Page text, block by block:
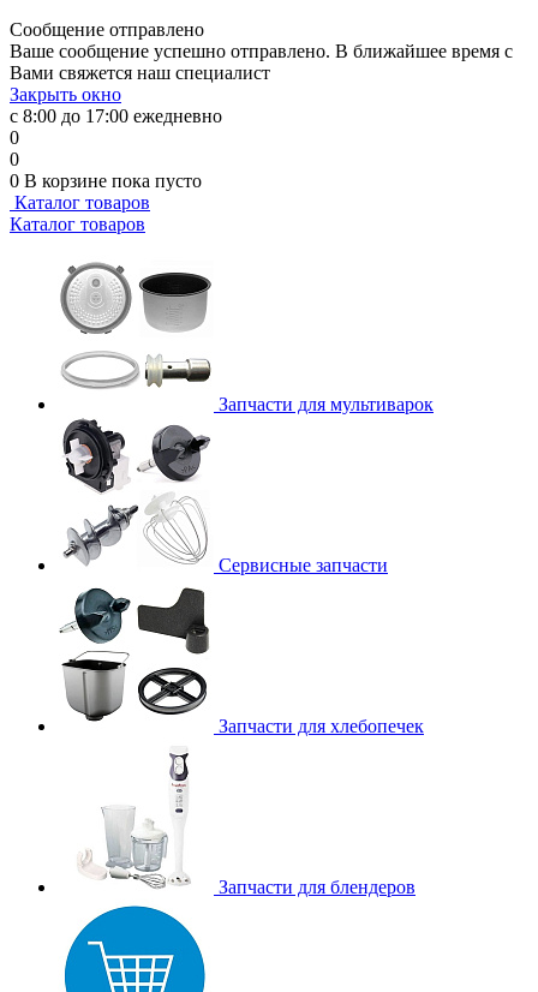
Сообщение отправлено
Ваше сообщение успешно отправлено. В ближайшее время с
Вами свяжется наш специалист
Закрыть окно
с 8:00 до 17:00 ежедневно
0
0
0 В корзине пока пусто
Каталог товаров
Каталог товаров
Запчасти для мультиварок
Сервисные запчасти
Запчасти для хлебопечек
Запчасти для блендеров